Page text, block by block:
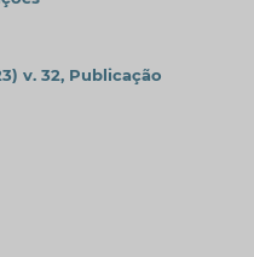
v. 32, Publicação